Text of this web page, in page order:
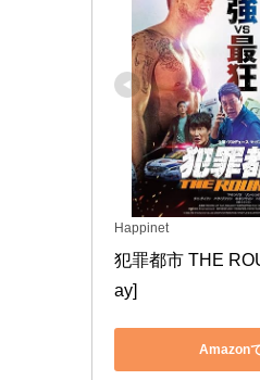
Happinet
犯罪都市 THE
ay]
Amazon